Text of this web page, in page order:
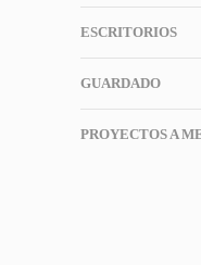
ESCRITORIOS
GUARDADO
PROYECTOS A